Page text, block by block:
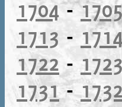
1704-
1713 -
1722 -1723
1731-1732